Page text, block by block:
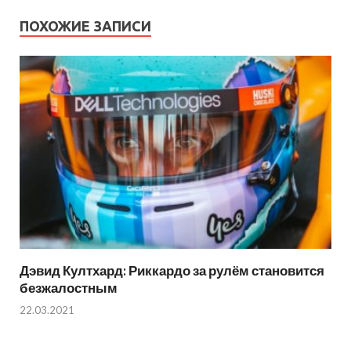
ПОХОЖИЕ ЗАПИСИ
Дэвид Култхард: Риккардо за рулём становится
безжалостным
22.03.2021